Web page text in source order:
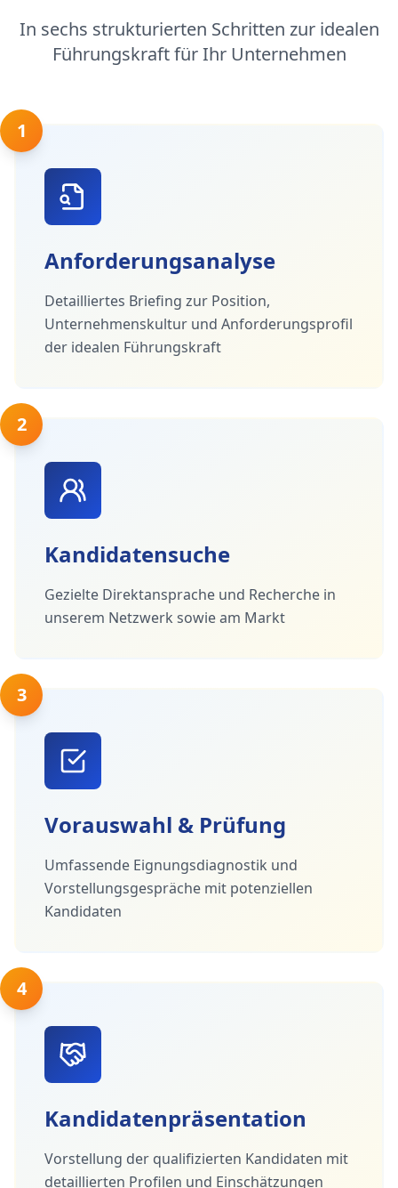
In sechs strukturierten Schritten zur idealen
Führungskraft für Ihr Unternehmen
1
Anforderungsanalyse
Detailliertes Briefing zur Position,
Unternehmenskultur und Anforderungsprofil
der idealen Führungskraft
2
Kandidatensuche
Gezielte Direktansprache und Recherche in
unserem Netzwerk sowie am Markt
3
Vorauswahl & Prüfung
Umfassende Eignungsdiagnostik und
Vorstellungsgespräche mit potenziellen
Kandidaten
4
Kandidatenpräsentation
Vorstellung der qualifizierten Kandidaten mit
detaillierten Profilen und Einschätzungen